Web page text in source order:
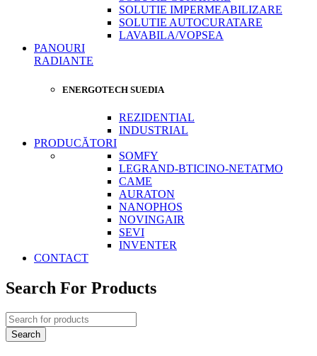
SOLUTIE IMPERMEABILIZARE
SOLUTIE AUTOCURATARE
LAVABILA/VOPSEA
PANOURI
RADIANTE
ENERGOTECH SUEDIA
REZIDENTIAL
INDUSTRIAL
PRODUCĂTORI
SOMFY
LEGRAND-BTICINO-NETATMO
CAME
AURATON
NANOPHOS
NOVINGAIR
SEVI
INVENTER
CONTACT
Search For Products